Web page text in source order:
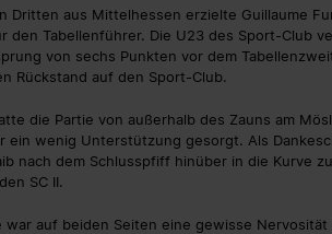
Dritten aus Mittelhessen erzielte Guillaume
den Tabellenführer. Die U23 des Sport-Club
von sechs Punkten vor dem
Rückstand auf den Sport-Club.
die Partie von außerhalb des Zauns am
ein wenig Unterstützung gesorgt. Als
nach dem Schlusspfiff hinüber in die Kurve
SC II.
war auf beiden Seiten eine gewisse